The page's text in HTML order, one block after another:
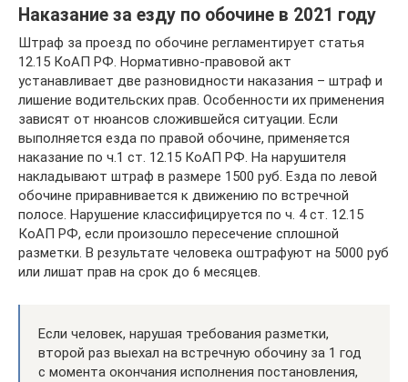
Наказание за езду по обочине в 2021 году
Штраф за проезд по обочине регламентирует статья
12.15 КоАП РФ. Нормативно-правовой акт
устанавливает две разновидности наказания – штраф и
лишение водительских прав. Особенности их применения
зависят от нюансов сложившейся ситуации. Если
выполняется езда по правой обочине, применяется
наказание по ч.1 ст. 12.15 КоАП РФ. На нарушителя
накладывают штраф в размере 1500 руб. Езда по левой
обочине приравнивается к движению по встречной
полосе. Нарушение классифицируется по ч. 4 ст. 12.15
КоАП РФ, если произошло пересечение сплошной
разметки. В результате человека оштрафуют на 5000 руб
или лишат прав на срок до 6 месяцев.
Если человек, нарушая требования разметки,
второй раз выехал на встречную обочину за 1 год
с момента окончания исполнения постановления,